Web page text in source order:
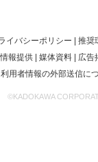
イバシーポリシー 推奨
報提供
媒体資料 広告
利用者情報の外部送信に
©KADOKAWA